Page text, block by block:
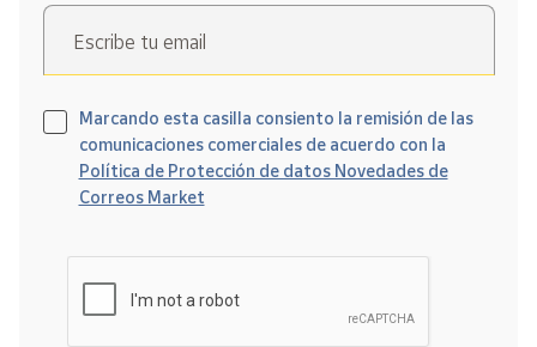
Escribe tu email
Marcando esta casilla consiento la remisión de las
comunicaciones comerciales de acuerdo con la
Política de Protección de datos Novedades de
Correos Market